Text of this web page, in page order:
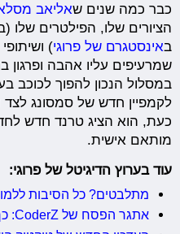
כבר כמה שנים שאליאב
הציורים שלו, הפילטרים שלו
באינסטגרם של פרוגי)
שמרעיפים עליו אהבה
במסלול הנכון להפוך לכוכב
לקמפיין חדש של סמסונג
כעת, הוא הציג טרנד חדש
מותאם אישית.
עוד בערוץ הדיגיטל של פרוגי:
מתלבטים? כל הסיבות
אתגר הפסח של CoderZ: כך תתכנתו רובוטים ותזכו בפרסים